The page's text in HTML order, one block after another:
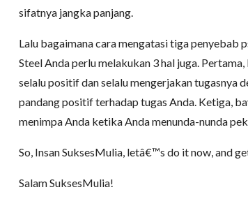
sifatnya jangka panjang.
Lalu bagaimana cara mengatasi tiga penyebab
Steel Anda perlu melakukan 3 hal juga.
selalu positif dan selalu mengerjakan tugasnya
pandang positif terhadap tugas Anda. Ketiga,
menimpa Anda ketika Anda menunda-nunda
So, Insan SuksesMulia, letâ€™s do it now, and
Salam SuksesMulia!